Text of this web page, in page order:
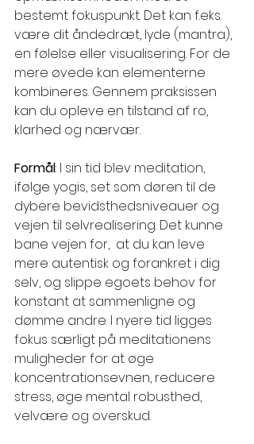
bestemt fokuspunkt. Det kan f.eks.
være dit åndedræt, lyde (mantra),
en følelse eller visualisering. For de
mere øvede kan elementerne
kombineres. Gennem praksissen
kan du opleve en tilstand af ro,
klarhed og nærvær.
Formål: I sin tid blev meditation,
ifølge yogis, set som døren til de
dybere bevidsthedsniveauer og
vejen til selvrealisering. Det kunne
bane vejen for,  at du kan leve
mere autentisk og forankret i dig
selv, og slippe egoets behov for
konstant at sammenligne og
dømme andre. I nyere tid ligges
fokus særligt på meditationens
muligheder for at øge
koncentrationsevnen, reducere
stress, øge mental robusthed,
velvære og overskud.